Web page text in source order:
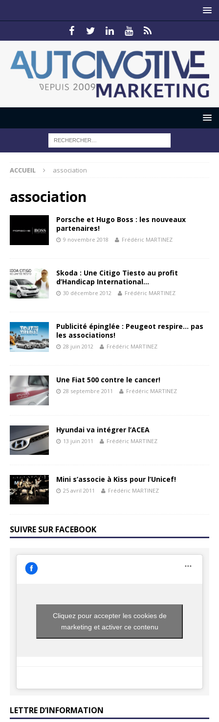
ACCUEIL association
association
Porsche et Hugo Boss : les nouveaux
partenaires!
9 novembre 2018 Frédéric MARTINEZ
Skoda : Une Citigo Tiesto au profit
d’Handicap International…
30 décembre 2012 Frédéric MARTINEZ
Publicité épinglée : Peugeot respire… pas
les associations!
28 juin 2012 Frédéric MARTINEZ
Une Fiat 500 contre le cancer!
28 septembre 2011 Frédéric MARTINEZ
Hyundai va intégrer l’ACEA
13 juin 2011 Frédéric MARTINEZ
Mini s’associe à Kiss pour l’Unicef!
25 avril 2011 Frédéric MARTINEZ
SUIVRE SUR FACEBOOK
Cliquez pour accepter les cookies de
marketing et activer ce contenu
LETTRE D’INFORMATION